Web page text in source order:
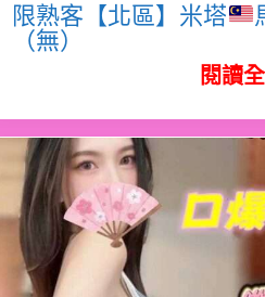
限熟客【北區】米塔
（無）
閱讀